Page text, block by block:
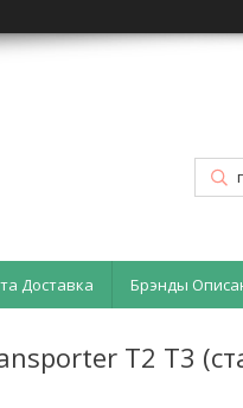
Доставка Брэнды
T2 T3